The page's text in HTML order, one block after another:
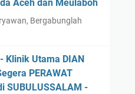
Aceh dan Meulaboh
Bergabunglah
Klinik Utama DIAN
PERAWAT
SUBULUSSALAM -